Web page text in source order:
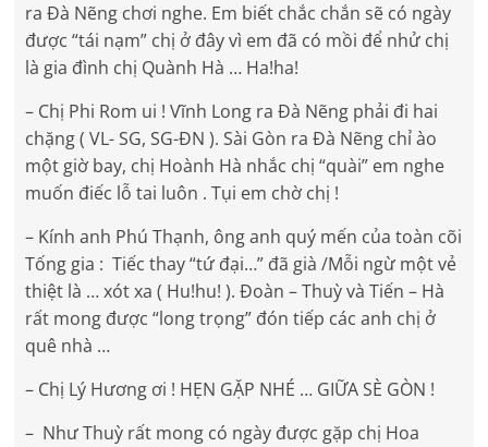
ra Đà Nẽng chơi nghe. Em biết chắc chắn sẽ có ngày
được “tái nạm” chị ở đây vì em đã có mồi để nhử chị
là gia đình chị Quành Hà … Ha!ha!
– Chị Phi Rom ui ! Vĩnh Long ra Đà Nẽng phải đi hai
chặng ( VL- SG, SG-ĐN ). Sài Gòn ra Đà Nẽng chỉ ào
một giờ bay, chị Hoành Hà nhắc chị “quài” em nghe
muốn điếc lỗ tai luôn . Tụi em chờ chị !
– Kính anh Phú Thạnh, ông anh quý mến của toàn cõi
Tống gia : Tiếc thay “tứ đại…” đã già /Mỗi ngừ một vẻ
thiệt là … xót xa ( Hu!hu! ). Đoàn – Thuỳ và Tiến – Hà
rất mong được “long trọng” đón tiếp các anh chị ở
quê nhà …
– Chị Lý Hương ơi ! HẸN GẶP NHÉ … GIỮA SÈ GÒN !
– Như Thuỳ rất mong có ngày được gặp chị Hoa